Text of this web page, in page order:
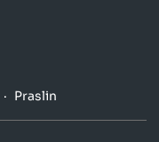
Praslin